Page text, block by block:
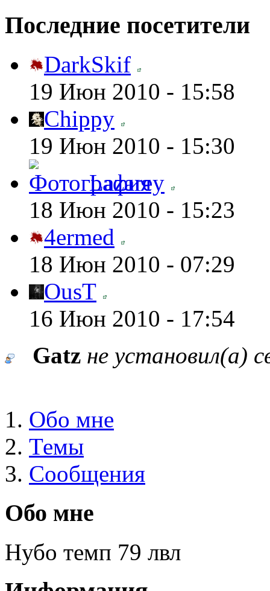
Последние посетители
DarkSkif
19 Июн 2010 - 15:58
Chippy
19 Июн 2010 - 15:30
Lazarey
18 Июн 2010 - 15:23
4ermed
18 Июн 2010 - 07:29
OusT
16 Июн 2010 - 17:54
Gatz не установил(а)
Обо мне
Темы
Сообщения
Обо мне
Нубо темп 79 лвл